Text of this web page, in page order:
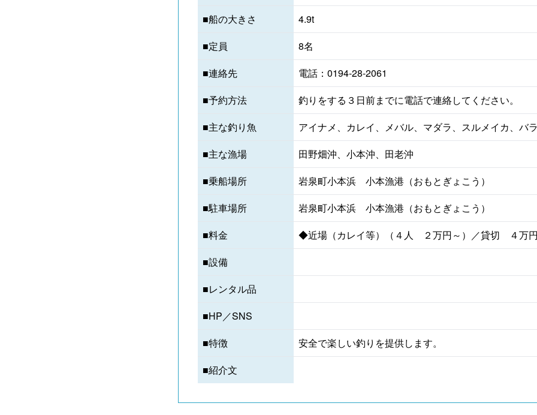
■船の大きさ
4.9t
■定員
8名
■連絡先
電話：0194-28-2061
■予約方法
釣りをする３日前までに電話で連絡してください。
■主な釣り魚
アイナメ、カレイ、メバル、マダラ、スルメイカ、バ
■主な漁場
田野畑沖、小本沖、田老沖
■乗船場所
岩泉町小本浜 小本漁港（おもとぎょこう）
■駐車場所
岩泉町小本浜 小本漁港（おもとぎょこう）
■料金
◆近場（カレイ等）（４人 ２万円～）／貸切 ４万
■設備
■レンタル品
■HP／SNS
■特徴
安全で楽しい釣りを提供します。
■紹介文